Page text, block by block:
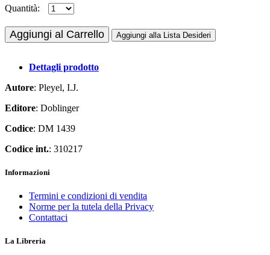
Quantità:
Aggiungi al Carrello Aggiungi alla Lista Desideri
Dettagli prodotto
Autore: Pleyel, I.J.
Editore: Doblinger
Codice: DM 1439
Codice int.: 310217
Informazioni
Termini e condizioni di vendita
Norme per la tutela della Privacy
Contattaci
La Libreria